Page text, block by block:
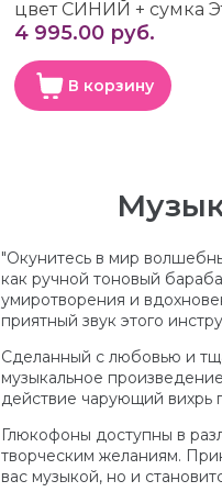
цвет СИНИЙ + сумка
4 995.00 руб.
В корзину
"Окунитесь в мир
как ручной тоновый
умиротворения и
приятный звук этого
Сделанный с любовью и
музыкальное
действие чарующий вихрь
Глюкофоны доступны в
творческим желаниям.
вас музыкой, но и